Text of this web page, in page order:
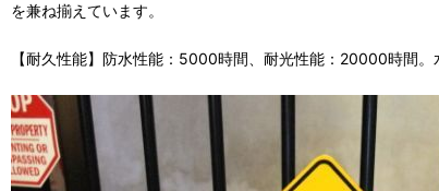
を兼ね揃えています。
【耐久性能】防水性能：5000時間、耐光性能：20000時間